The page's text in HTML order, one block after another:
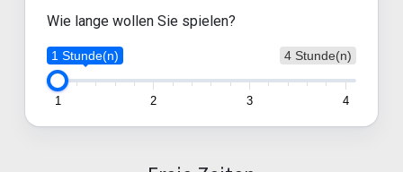
Wie lange wollen Sie spielen?
4 Stunde(n)
1 Stunde(n)
1 2 3 4